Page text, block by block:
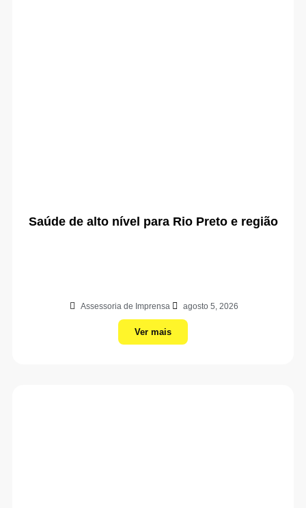
Saúde de alto nível para Rio Preto e região
Assessoria de Imprensa agosto 5, 2026
Ver mais